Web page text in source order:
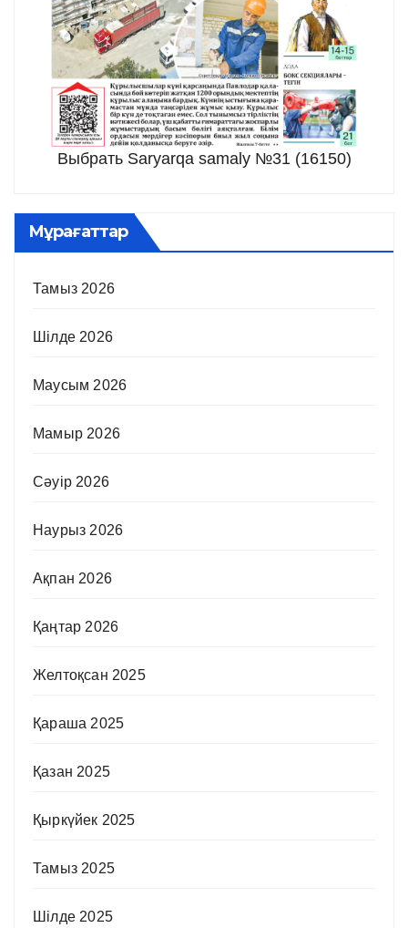
Выбрать Saryarqa samaly №31 (16150)
Мұрағаттар
Тамыз 2026
Шілде 2026
Маусым 2026
Мамыр 2026
Сәуір 2026
Наурыз 2026
Ақпан 2026
Қаңтар 2026
Желтоқсан 2025
Қараша 2025
Қазан 2025
Қыркүйек 2025
Тамыз 2025
Шілде 2025